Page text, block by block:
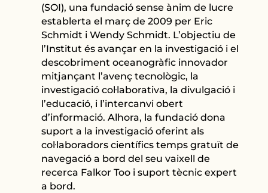
(SOI), una fundació sense ànim de lucre
establerta el març de 2009 per Eric
Schmidt i Wendy Schmidt. L’objectiu de
l’Institut és avançar en la investigació i el
descobriment oceanogràfic innovador
mitjançant l’avenç tecnològic, la
investigació col·laborativa, la divulgació i
l’educació, i l’intercanvi obert
d’informació. Alhora, la fundació dona
suport a la investigació oferint als
col·laboradors científics temps gratuït de
navegació a bord del seu vaixell de
recerca Falkor Too i suport tècnic expert
a bord.